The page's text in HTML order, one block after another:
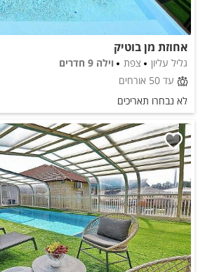
אחוזת מן בוטיק
גליל עליון צפת
וילה 9 חדרים
עד 50 אורחים
לא נבחרו תאריכים